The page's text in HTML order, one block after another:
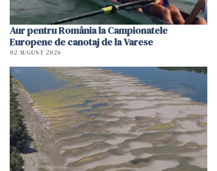
Aur pentru România la Campionatele
Europene de canotaj de la Varese
02 AUGUST 2026